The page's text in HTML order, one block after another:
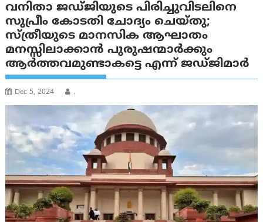
വനിതാ ജഡ്ജിയുടെ പിരിച്ചുവിടലിനെ
സുപ്രീം കോടതി ചോദ്യം ചെയ്തു;
സ്ത്രീയുടെ മാനസിക ആഘാതം
മനസ്സിലാക്കാൻ പുരുഷന്മാർക്കും
ആർത്തവമുണ്ടാകട്ടെ എന്ന് ജഡ്ജിമാര്‍
Dec 5, 2024 .